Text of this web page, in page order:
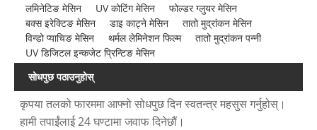
लमिनेटिङ मेसिन
UV कोटिंग मेसिन
फोल्डर ग्लुयर मेसिन
बक्स इरेक्टिङ मेसिन
डाइ काट्ने मेसिन
तातो मुद्रांकन मेसिन
विन्डो प्याचिङ मेसिन
थर्मल लेमिनेशन फिल्म
तातो मुद्रांकन पन्नी
UV डिजिटल इन्कजेट प्रिन्टिङ मेसिन
सोधपुछ पठाउनुहोस्
कृपया तलको फारममा आफ्नो सोधपुछ दिन स्वतन्त्र महसुस गर्नुहोस्।
हामी तपाईंलाई 24 घण्टामा जवाफ दिनेछौं।